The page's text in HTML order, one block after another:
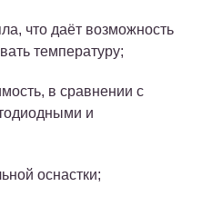
что даёт возможность
температуру;
в сравнении с
и
оснастки;